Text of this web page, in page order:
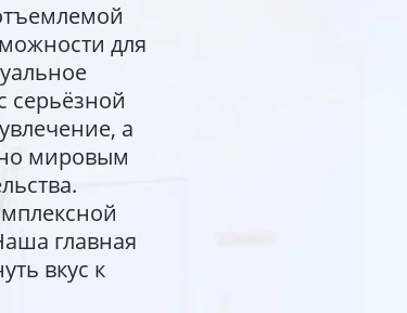
для
серьёзной
а
мировым
главная
вкус к